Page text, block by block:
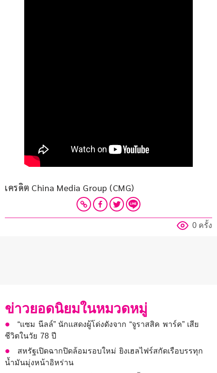
เครดิต China Media Group (CMG)
0 ครั้ง
ข่าวยอดนิยมในหมวดหมู่
“แซม นีลล์” นักแสดงผู้โด่งดังจาก “จูราสสิค พาร์ค” เสีย
ชีวิตในวัย 78 ปี
สหรัฐเปิดฉากปิดล้อมรอบใหม่ ยิงเฮลไฟร์สกัดเรือบรรทุก
น้ำมันมุ่งหน้าอิหร่าน